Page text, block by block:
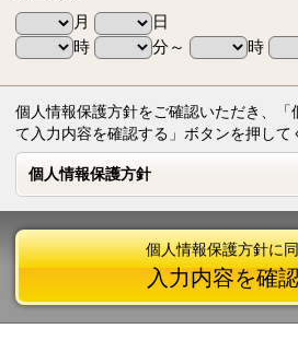
月
日
時
分～ 時
個人情報保護方針をご確認いただき、「
て入力内容を確認する」ボタンを押して
個人情報保護方針
個人情報保護方針
個人情報保護方針に
入力内容を確